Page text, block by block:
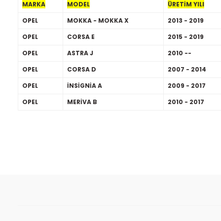
MARKA MODEL ÜRETİM YILI
OPEL
MOKKA - MOKKA X 2013 - 2019
OPEL
CORSA E 2015 - 2019
OPEL
ASTRA J 2010 --
OPEL
CORSA D 2007 - 2014
OPEL
İNSİGNİA A 2009 - 2017
OPEL
MERİVA B 2010 - 2017